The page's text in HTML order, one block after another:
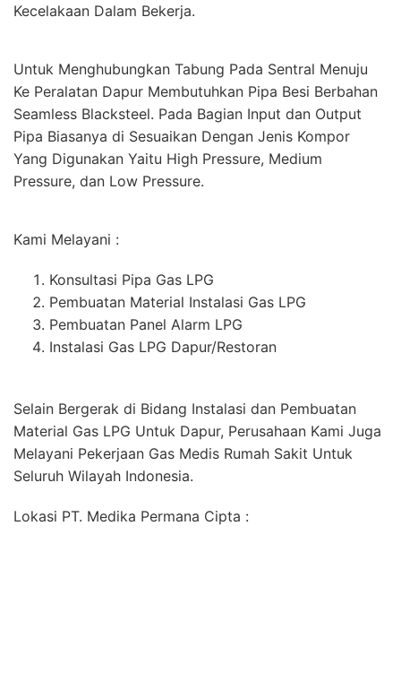
Kecelakaan Dalam Bekerja.
Untuk Menghubungkan Tabung Pada Sentral Menuju
Ke Peralatan Dapur Membutuhkan Pipa Besi Berbahan
Seamless Blacksteel. Pada Bagian Input dan Output
Pipa Biasanya di Sesuaikan Dengan Jenis Kompor
Yang Digunakan Yaitu High Pressure, Medium
Pressure, dan Low Pressure.
Kami Melayani :
Konsultasi Pipa Gas LPG
Pembuatan Material Instalasi Gas LPG
Pembuatan Panel Alarm LPG
Instalasi Gas LPG Dapur/Restoran
Selain Bergerak di Bidang Instalasi dan Pembuatan
Material Gas LPG Untuk Dapur, Perusahaan Kami Juga
Melayani Pekerjaan Gas Medis Rumah Sakit Untuk
Seluruh Wilayah Indonesia.
Lokasi PT. Medika Permana Cipta :